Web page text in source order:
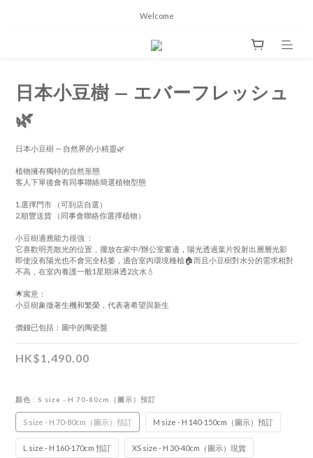
Welcome
日本小豆樹 — エバーフレッシュ
🌿
日本小豆樹 — 自然界的小精靈🌿
植物擁有獨特的自然形態
客人下單後會有同事聯絡簡選植物型態
1.選擇門市 （可到店自選）
2.順豐送貨 （同事會聯絡你選擇植物）
小豆樹適應能力很強 ：
它喜歡明亮散光的位置，擺放在家中/辦公室窗邊，陽光透過葉片投射出層層光影
即使沒有陽光也不會完全枯萎，適合室內環境種植🏠而且小豆樹對水分的需求相對
不高，在室內養護一般1星期淋透2次水💧
🌟寓意：
小豆樹象徵著生機和繁榮，代表著希望與新生
價錢已包括：圖中的陶瓷盤
HK$1,490.00
顏色 : S size - H 70-80cm（圖示）預訂
S size - H 70-80cm（圖示）預訂 M size - H 140-150cm（圖示）預訂
L size - H 160-170cm 預訂 XS size - H 30-40cm（圖示）現貨